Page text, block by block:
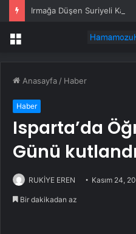
Irmağa Düşen Suriyeli Kadın
Menü
Anasayfa / Haber
Haber
Isparta’da
Günü kutlandı
RUKİYE EREN Kasım 24,
Bir dakikadan az